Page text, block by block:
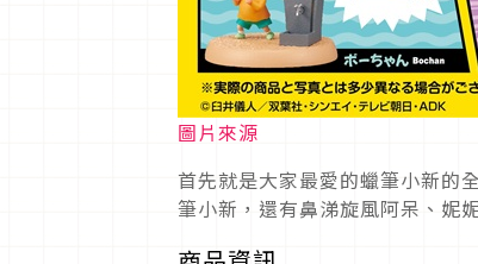
圖片來源
首先就是大家最愛的蠟筆小新的
筆小新，還有鼻涕旋風阿呆、妮